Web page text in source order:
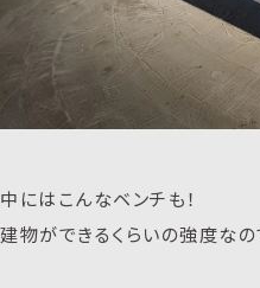
中にはこんなベンチも！
建物ができるくらいの強度なの